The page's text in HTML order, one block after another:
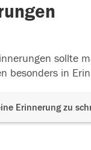
sollte
besonders in
Erinnerung zu